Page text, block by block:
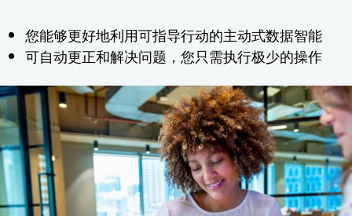
您能够更好地利用可指导行动的主动式数据智能
可自动更正和解决问题，您只需执行极少的操作